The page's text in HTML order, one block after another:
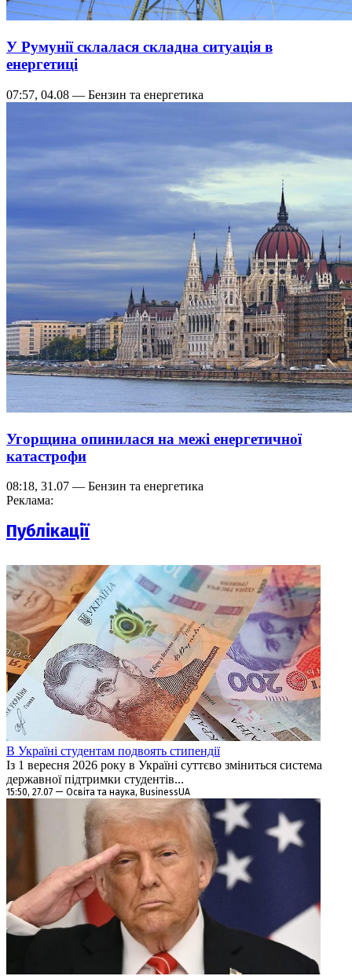
У Румунії склалася складна ситуація в
енергетиці
07:57, 04.08 — Бензин та енергетика
Угорщина опинилася на межі енергетичної
катастрофи
08:18, 31.07 — Бензин та енергетика
Реклама:
Публікації
В Україні студентам подвоять стипендії
Із 1 вересня 2026 року в Україні суттєво зміниться система
державної підтримки студентів...
15:50, 27.07 — Освіта та наука, BusinessUA